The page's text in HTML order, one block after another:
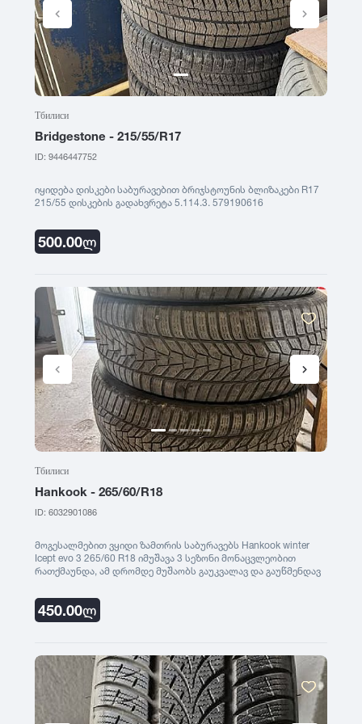
395
R14
R15
R16
R17
R20
R22
R23
R24
BFGoodrich
Falken
Maxxis
GT Radial
Sailun
Roadstone
Nankang
Joyroad
2014
2013
2008
2007
2006
2003
2002
2000
Тбилиси
Bridgestone - 215/55/R17
ID: 9446447752
იყიდება დისკები საბურავებით ბრიჯსტოუნის ბლიზაკები R17
215/55 დისკების გადახვრეტა 5.114.3. 579190616
500.00ლ
Тбилиси
Hankook - 265/60/R18
ID: 6032901086
მოგესალმებით ვყიდი ზამთრის საბურავებს Hankook winter
Icept evo 3 265/60 R18 იმუშავა 3 სეზონი მონაცვლეობით
რათქმაუნდა, ამ დრომდე მუშაობს გაუკვალავ და გაუწმენდავ
გნებავთ წაიღეთ 4 ვე 450 ლარად, არ არის დაბრეცილი
საბურავები ! ვერ ვპასუხობ ინბოქსს დამირეკეთ 555 506 203.
რომ დარეკავთ გვითხარით რომ თქვენი განცხადება ნახეთ
450.00ლ